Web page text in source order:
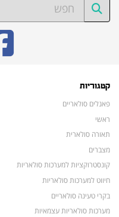
קטגוריות
פאנלים סולאריים
ראשי
תאורה סולארית
מצברים
קונסטרוקציות למערכות סולאריות
חיווט למערכות סולאריות
בקרי טעינה סולאריים
מערכות סולאריות עצמאיות